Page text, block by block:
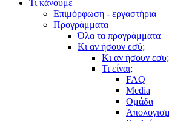
Τι κάνουμε
Επιμόρφωση - εργαστήρια
Προγράμματα
Όλα τα προγράμματα
Κι αν ήσουν εσύ;
Κι αν ήσουν εσυ;
Τι είναι;
FAQ
Media
Ομάδα